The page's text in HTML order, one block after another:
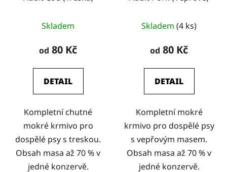
Skladem
od 80 Kč
DETAIL
Kompletní chutné
mokré krmivo pro
dospělé psy s treskou.
Obsah masa až 70 % v
jedné konzervě.
Skladem (4 ks)
od 80 Kč
DETAIL
Kompletní mokré
krmivo pro dospělé psy
s vepřovým masem.
Obsah masa až 70 % v
jedné konzervě.